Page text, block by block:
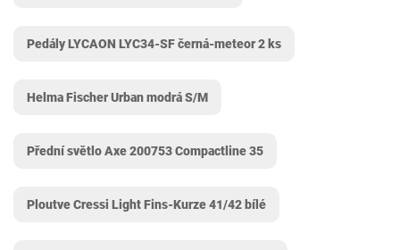
Pedály LYCAON LYC34-SF černá-meteor 2 ks
Helma Fischer Urban modrá S/M
Přední světlo Axe 200753 Compactline 35
Ploutve Cressi Light Fins-Kurze 41/42 bílé